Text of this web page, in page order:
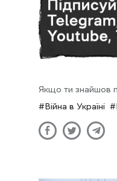
Якщо ти знайшов
Війна в Україні